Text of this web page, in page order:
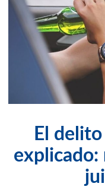
El
explicado: